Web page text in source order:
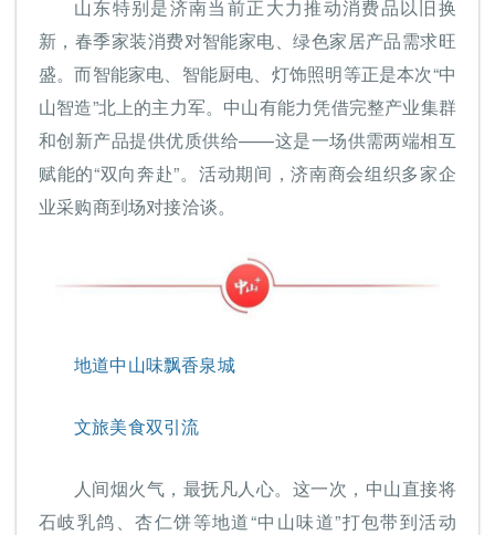
山东特别是济南当前正大力推动消费品以旧换
新，春季家装消费对智能家电、绿色家居产品需求旺
盛。而智能家电、智能厨电、灯饰照明等正是本次“中
山智造”北上的主力军。中山有能力凭借完整产业集群
和创新产品提供优质供给——这是一场供需两端相互
赋能的“双向奔赴”。活动期间，济南商会组织多家企
业采购商到场对接洽谈。
地道中山味飘香泉城
文旅美食双引流
人间烟火气，最抚凡人心。这一次，中山直接将
石岐乳鸽、杏仁饼等地道“中山味道”打包带到活动